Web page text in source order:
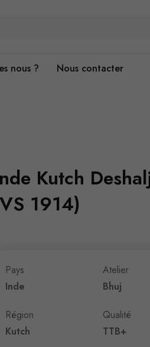
nous ? Nous contacter
Kutch
1914)
Pays
Inde
Région
Kutch
Atelier
Bhuj
Qualité
TTB+